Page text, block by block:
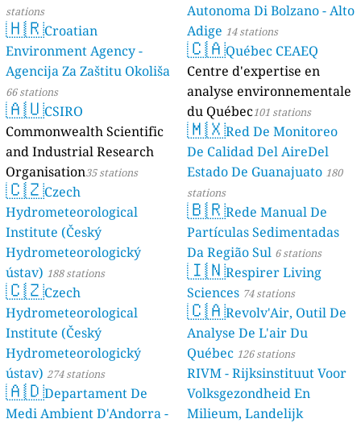
stations
🇭🇷Croatian
Environment Agency -
Agencija Za Zaštitu Okoliša
66 stations
🇦🇺CSIRO
Commonwealth Scientific
and Industrial Research
Organisation35 stations
🇨🇿Czech
Hydrometeorological
Institute (Český
Hydrometeorologický
ústav) 188 stations
🇨🇿Czech
Hydrometeorological
Institute (Český
Hydrometeorologický
ústav) 274 stations
🇦🇩Departament De
Medi Ambient D'Andorra -
Autonoma Di Bolzano - Alto
Adige 14 stations
🇨🇦Québec CEAEQ
Centre d'expertise en
analyse environnementale
du Québec101 stations
🇲🇽Red De Monitoreo
De Calidad Del AireDel
Estado De Guanajuato 180
stations
🇧🇷Rede Manual De
Partículas Sedimentadas
Da Região Sul 6 stations
🇮🇳Respirer Living
Sciences 74 stations
🇨🇦Revolv'Air, Outil De
Analyse De L'air Du
Québec 126 stations
RIVM - Rijksinstituut Voor
Volksgezondheid En
Milieum, Landelijk